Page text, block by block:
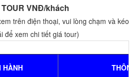
VNĐ/khách
trên điện thoại, vui lòng chạm và kéo
để xem chi tiết giá tour)
HÀNH
THÔNG